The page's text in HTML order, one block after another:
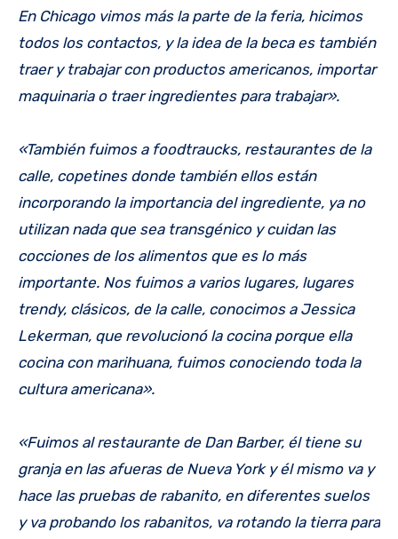
En Chicago vimos más la parte de la feria, hicimos
todos los contactos, y la idea de la beca es también
traer y trabajar con productos americanos, importar
maquinaria o traer ingredientes para trabajar».
«También fuimos a foodtraucks, restaurantes de la
calle, copetines donde también ellos están
incorporando la importancia del ingrediente, ya no
utilizan nada que sea transgénico y cuidan las
cocciones de los alimentos que es lo más
importante. Nos fuimos a varios lugares, lugares
trendy, clásicos, de la calle, conocimos a Jessica
Lekerman, que revolucionó la cocina porque ella
cocina con marihuana, fuimos conociendo toda la
cultura americana».
«Fuimos al restaurante de Dan Barber, él tiene su
granja en las afueras de Nueva York y él mismo va y
hace las pruebas de rabanito, en diferentes suelos
y va probando los rabanitos, va rotando la tierra para